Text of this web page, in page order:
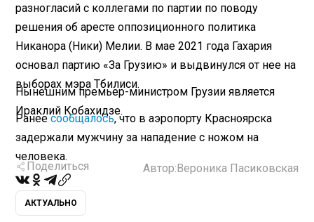
разногласий с коллегами по партии по поводу
решения об аресте оппозиционного политика
Никанора (Ники) Мелии. В мае 2021 года Гахария
основал партию «За Грузию» и выдвинулся от нее на
выборах мэра Тбилиси.
Нынешним премьер-министром Грузии является
Ираклий Кобахидзе.
Ранеесообщалось, что в аэропорту Красноярска
задержали мужчину за нападение с ножом на
человека.
Поделиться Автор:Вероника Пасиковская
АКТУАЛЬНО